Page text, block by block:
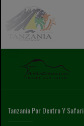
Tanzania Por Dentro Y Safari